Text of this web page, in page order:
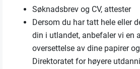
Søknadsbrev og CV, attester
Dersom du har tatt hele eller
din i utlandet, anbefaler vi en
oversettelse av dine papirer
Direktoratet for høyere